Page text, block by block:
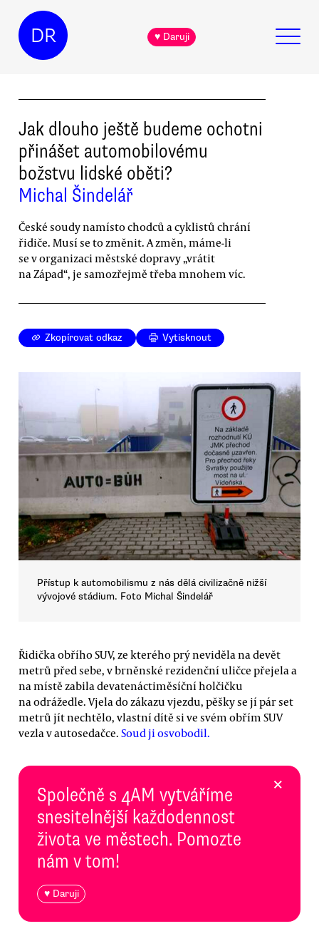
DR ♥ Daruji
Jak dlouho ještě budeme ochotni
přinášet automobilovému
božstvu lidské oběti?
Michal Šindelář
České soudy namísto chodců a cyklistů chrání
řidiče. Musí se to změnit. A změn, máme-li
se v organizaci městské dopravy „vrátit
na Západ“, je samozřejmě třeba mnohem víc.
Zkopírovat odkaz Vytisknout
Přístup k automobilismu z nás dělá civilizačně nižší
vývojové stádium. Foto Michal Šindelář
Řidička obřího SUV, ze kterého prý neviděla na devět
metrů před sebe, v brněnské rezidenční uličce přejela a
na místě zabila devatenáctiměsíční holčičku
na odrážedle. Vjela do zákazu vjezdu, pěšky se jí pár set
metrů jít nechtělo, vlastní dítě si ve svém obřím SUV
vezla v autosedačce. Soud ji osvobodil.
Společně s 4AM vytváříme
snesitelnější každodennost
života ve městech. Pomozte
nám v tom!
♥ Daruji
×